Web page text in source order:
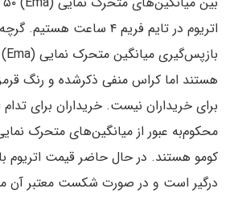
اتریوم در تایم فریم ۴ ساعت
هستند اما کراس منفی ذکرشده و رنگ
برای خریداران نیست. خریداران برای
کومو هستند. در حال حاضر قیمت اتریوم
درگیر است و در صورت شکست معتبر آن